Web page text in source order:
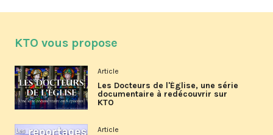
KTO vous propose
Article
Les Docteurs de l'Église, une série
documentaire à redécouvrir sur
KTO
Article